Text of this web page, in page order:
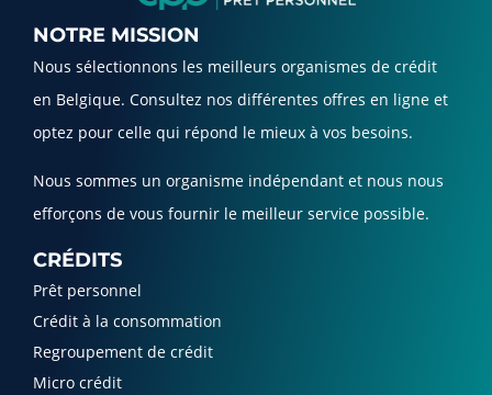
NOTRE MISSION
Nous sélectionnons les meilleurs organismes de crédit
en Belgique. Consultez nos différentes offres en ligne et
optez pour celle qui répond le mieux à vos besoins.
Nous sommes un organisme indépendant et nous nous
efforçons de vous fournir le meilleur service possible.
CRÉDITS
Prêt personnel
Crédit à la consommation
Regroupement de crédit
Micro crédit